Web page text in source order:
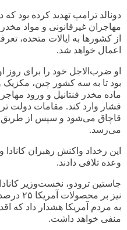
دونالد ترامپ تهدید کرده بود
مهاجران غیرقانونی و مواد
از کشورها به ایالات متحده،
اعمال خواهد شد.
او ضرب‌الاجل خود را برای روز
بود تا به سه کشور چین، مکزیک
ماده مخدر فنتانیل و ورود
فشار وارد کند. مقامات دولت
قاچاق می‌شود و سپس از طریق
می‌رسد.
این رخداد واکنش رهبران
وعده تلافی دادند.
جاستین ترودو، نخست‌وزیر
نیز بر محصولات آمریکا ۲۵
به مردم آمریکا هشدار داد که
منفی خواهد داشت.